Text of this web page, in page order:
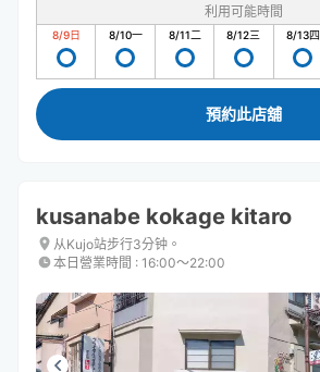
利用可能時間
8/9日 8/10一 8/11二 8/12三 8/13四
預約此店舖
kusanabe kokage kitaro
从Kujo站步行3分钟。
本日營業時間 : 16:00〜22:00